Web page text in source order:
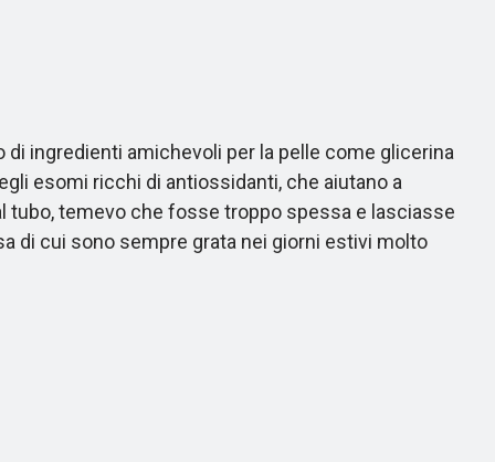
ingredienti amichevoli per la pelle come glicerina
esomi ricchi di antiossidanti, che aiutano a
tubo, temevo che fosse troppo spessa e lasciasse
di cui sono sempre grata nei giorni estivi molto